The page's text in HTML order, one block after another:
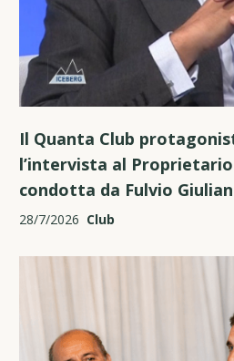
Il Quanta Club
l’intervista al
condotta da Fulvio
28/7/2026 Club